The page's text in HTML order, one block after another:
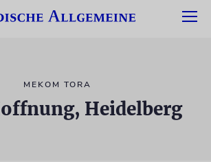
MEKOM TORA
Heidelberg